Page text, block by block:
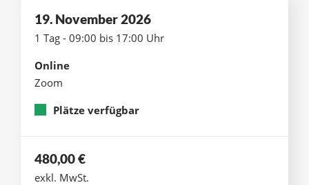
19. November 2026
1 Tag - 09:00 bis 17:00 Uhr
Online
Zoom
Plätze verfügbar
480,00€
exkl. MwSt.